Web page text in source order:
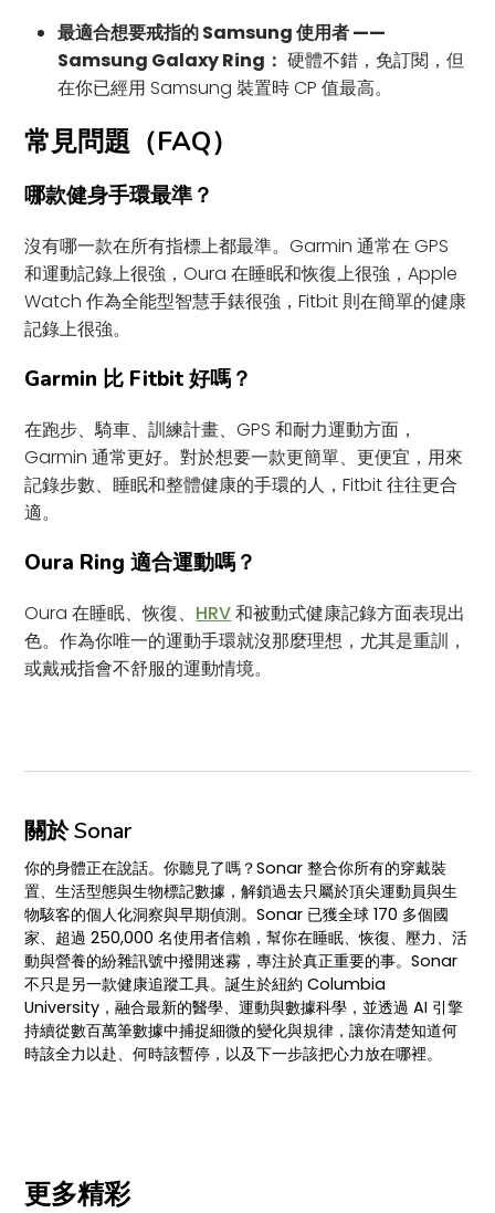
最適合想要戒指的 Samsung 使用者 ——
Samsung Galaxy Ring： 硬體不錯，免訂閱，但
在你已經用 Samsung 裝置時 CP 值最高。
常見問題（FAQ）
哪款健身手環最準？
沒有哪一款在所有指標上都最準。Garmin 通常在 GPS
和運動記錄上很強，Oura 在睡眠和恢復上很強，Apple
Watch 作為全能型智慧手錶很強，Fitbit 則在簡單的健康
記錄上很強。
Garmin 比 Fitbit 好嗎？
在跑步、騎車、訓練計畫、GPS 和耐力運動方面，
Garmin 通常更好。對於想要一款更簡單、更便宜，用來
記錄步數、睡眠和整體健康的手環的人，Fitbit 往往更合
適。
Oura Ring 適合運動嗎？
Oura 在睡眠、恢復、 HRV和被動式健康記錄方面表現出
色。作為你唯一的運動手環就沒那麼理想，尤其是重訓，
或戴戒指會不舒服的運動情境。
關於 Sonar
你的身體正在說話。你聽見了嗎？Sonar 整合你所有的穿戴裝
置、生活型態與生物標記數據，解鎖過去只屬於頂尖運動員與生
物駭客的個人化洞察與早期偵測。Sonar 已獲全球 170 多個國
家、超過 250,000 名使用者信賴，幫你在睡眠、恢復、壓力、活
動與營養的紛雜訊號中撥開迷霧，專注於真正重要的事。Sonar
不只是另一款健康追蹤工具。誕生於紐約 Columbia
University，融合最新的醫學、運動與數據科學，並透過 AI 引擎
持續從數百萬筆數據中捕捉細微的變化與規律，讓你清楚知道何
時該全力以赴、何時該暫停，以及下一步該把心力放在哪裡。
更多精彩